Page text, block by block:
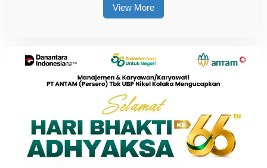
View More